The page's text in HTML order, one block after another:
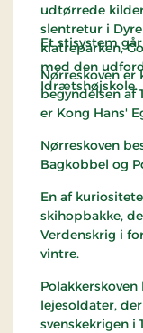
udtørrede
slentretur i
klatreparken,
med den
Idrætshøjskole.
Et stisystem
Nørreskoven
begyndelsen
er Kong Hans'
Nørreskoven
Bagkobbel og
En af
skihopbakke,
Verdenskrig i
vintre.
lejesoldater,
svenskekrigen i